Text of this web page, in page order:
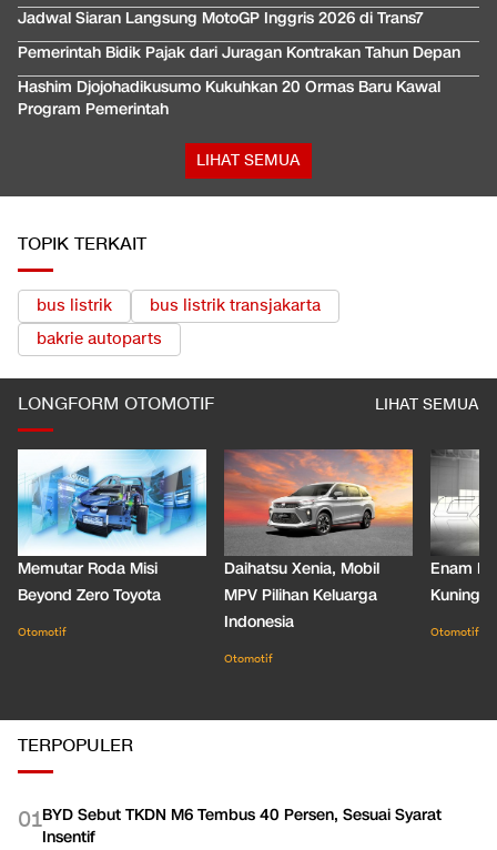
Jadwal Siaran Langsung MotoGP Inggris 2026 di Trans7
Pemerintah Bidik Pajak dari Juragan Kontrakan Tahun Depan
Hashim Djojohadikusumo Kukuhkan 20 Ormas Baru Kawal
Program Pemerintah
LIHAT SEMUA
TOPIK TERKAIT
bus listrik
bus listrik transjakarta
bakrie autoparts
LONGFORM OTOMOTIF LIHAT SEMUA
Memutar Roda Misi
Beyond Zero Toyota
Otomotif
Daihatsu Xenia, Mobil
MPV Pilihan Keluarga
Indonesia
Otomotif
Enam
Kuning
Otomotif
TERPOPULER
01BYD Sebut TKDN M6 Tembus 40 Persen, Sesuai Syarat
Insentif